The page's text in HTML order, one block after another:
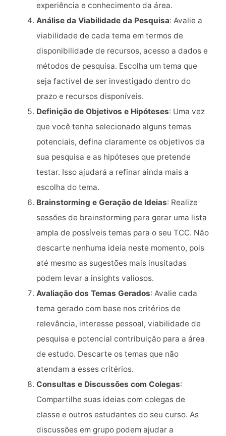
experiência e conhecimento da área.
Análise da Viabilidade da Pesquisa: Avalie a
viabilidade de cada tema em termos de
disponibilidade de recursos, acesso a dados e
métodos de pesquisa. Escolha um tema que
seja factível de ser investigado dentro do
prazo e recursos disponíveis.
Definição de Objetivos e Hipóteses: Uma vez
que você tenha selecionado alguns temas
potenciais, defina claramente os objetivos da
sua pesquisa e as hipóteses que pretende
testar. Isso ajudará a refinar ainda mais a
escolha do tema.
Brainstorming e Geração de Ideias: Realize
sessões de brainstorming para gerar uma lista
ampla de possíveis temas para o seu TCC. Não
descarte nenhuma ideia neste momento, pois
até mesmo as sugestões mais inusitadas
podem levar a insights valiosos.
Avaliação dos Temas Gerados: Avalie cada
tema gerado com base nos critérios de
relevância, interesse pessoal, viabilidade de
pesquisa e potencial contribuição para a área
de estudo. Descarte os temas que não
atendam a esses critérios.
Consultas e Discussões com Colegas:
Compartilhe suas ideias com colegas de
classe e outros estudantes do seu curso. As
discussões em grupo podem ajudar a